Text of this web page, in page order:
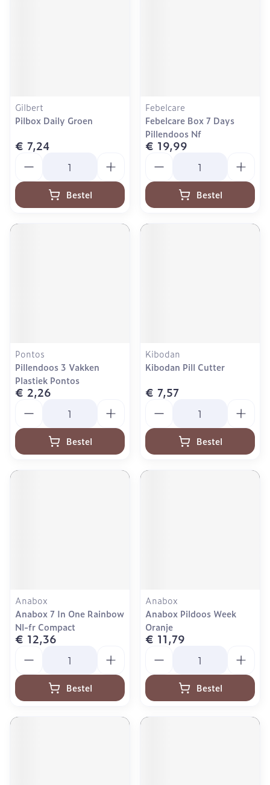
Gilbert
Pilbox Daily Groen
€ 7,24
Bestel
Febelcare
Febelcare Box 7 Days
Pillendoos Nf
€ 19,99
Bestel
Pontos
Pillendoos 3 Vakken
Plastiek Pontos
€ 2,26
Bestel
Kibodan
Kibodan Pill Cutter
€ 7,57
Bestel
Anabox
Anabox 7 In One Rainbow
Nl-fr Compact
€ 12,36
Bestel
Anabox
Anabox Pildoos Week
Oranje
€ 11,79
Bestel